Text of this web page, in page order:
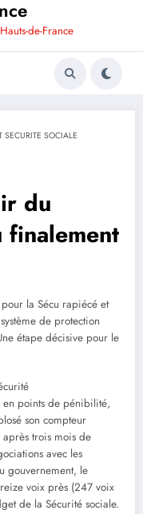
de-France
SECURITE SOCIALE
du
finalement
la Sécu rapiécé et
de protection
étape décisive pour le
en points de pénibilité,
son compteur
trois mois de
avec les
gouvernement, le
voix près (247 voix
de la Sécurité sociale.